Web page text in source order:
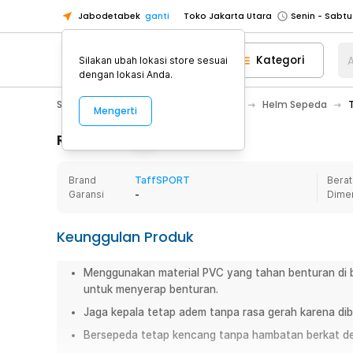
Jabodetabek ganti Toko Jakarta Utara
Toko Tangerang
Toko Cikupa
Pick n Go Jakarta Barat
Senin -
Pick n Go Bekasi
Senin - Jumat
Senin - Jumat
Senin -
Toko Jakarta Barat
Senin -
Toko Tangerang
Pick n Go Jakarta Barat
Senin -
Senin - Jumat
Senin - Jumat
Kategori
Sport & Outdoor Helm Sepeda
Rincian Produk
Brand
TaffSPORT
Garansi
-
Keunggulan Produk
Menggunakan material PVC yang tahan benturan di
untuk menyerap benturan.
Jaga kepala tetap adem tanpa rasa gerah karena
Bersepeda tetap kencang tanpa hambatan berkat
Silakan ubah lokasi store sesuai
dengan lokasi Anda.
Mengerti